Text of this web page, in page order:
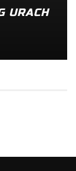
URACH